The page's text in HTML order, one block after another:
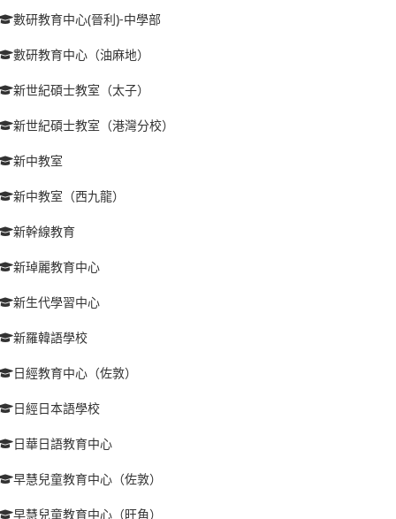
數研教育中心(晉利)-中學部
數研教育中心（油麻地）
新世紀碩士教室（太子）
新世紀碩士教室（港灣分校）
新中教室
新中教室（西九龍）
新幹線教育
新琸麗教育中心
新生代學習中心
新羅韓語學校
日經教育中心（佐敦）
日經日本語學校
日華日語教育中心
早慧兒童教育中心（佐敦）
早慧兒童教育中心（旺角）